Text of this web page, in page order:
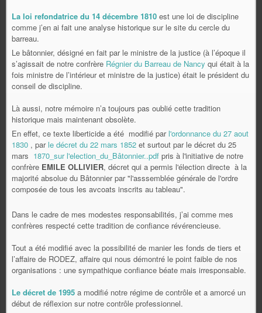
La loi refondatrice du 14 décembre 1810 est une loi de discipline
comme j’en ai fait une analyse historique sur le site du cercle du
barreau.
Le bâtonnier, désigné en fait par le ministre de la justice (à l’époque il
s’agissait de notre confrère Régnier du Barreau de Nancy qui était à la
fois ministre de l’intérieur et ministre de la justice) était le président du
conseil de discipline.
Là aussi, notre mémoire n’a toujours pas oublié cette tradition
historique mais maintenant obsolète.
En effet, ce texte liberticide a été modifié parl'ordonnance du 27 aout
1830 , parle décret du 22 mars 1852 et surtout par le décret du 25
mars 1870_sur l'election_du_Bâtonnier..pdf pris à l'initiative de notre
confrère EMILE OLLIVIER, décret qui a permis l'élection directe à la
majorité absolue du Bâtonnier par "l'asssemblée générale de l'ordre
composée de tous les avcoats inscrits au tableau".
Dans le cadre de mes modestes responsabilités, j’ai comme mes
confrères respecté cette tradition de confiance révérencieuse.
Tout a été modifié avec la possibilité de manier les fonds de tiers et
l’affaire de RODEZ, affaire qui nous démontré le point faible de nos
organisations : une sympathique confiance béate mais irresponsable.
Le décret de 1995 a modifié notre régime de contrôle et a amorcé un
début de réflexion sur notre contrôle professionnel.